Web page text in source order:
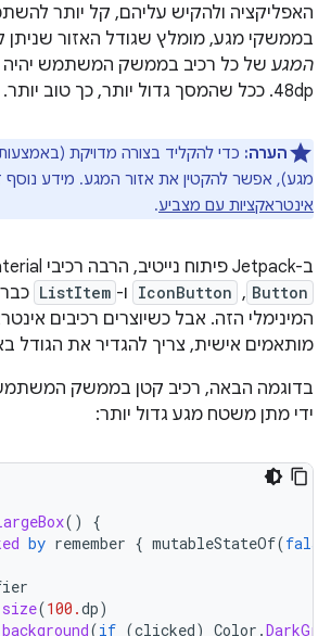
האפליקציה ולהקיש עליהם, קל יותר
בממשקי מגע, מומלץ שגודל האזור שניתן
המגע
48dp. ככל שהמסך גדול יותר, כך טוב יותר.
הערה: כדי להקליד בצורה מדויקת
מגע), אפשר להקטין את אזור המגע. מידע נוסף
אינטראקציות עם מצביע.
ב-Jetpack פיתוח נייטיב, הרבה רכיבי Material מובנים כמו
Button
,‏
IconButton ו- ListItem
המינימלי הזה. אבל כשיוצרים רכיבים
מותאמים אישית, צריך להגדיר את הגודל
בדוגמה הבאה, רכיב קטן בממשק
ידי מתן משטח מגע גדול יותר:
()
{
by remember { mutableStateOf(false
size(100.dp)
background(if (clicked) Color .